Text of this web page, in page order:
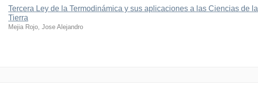
Tercera Ley de la Termodinámica y sus aplicaciones a las Ciencias de la
Tierra
Mejia Rojo, Jose Alejandro